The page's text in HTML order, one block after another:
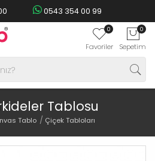
0543 354 00 99
0
Favoriler
0
Sepetim
Tablosu
Tablo Çiçek Tabloları